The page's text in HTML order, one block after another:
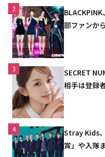
2
部ファンか
3
SECRET
相手は登録
4
Stray Kids
賞」や入隊